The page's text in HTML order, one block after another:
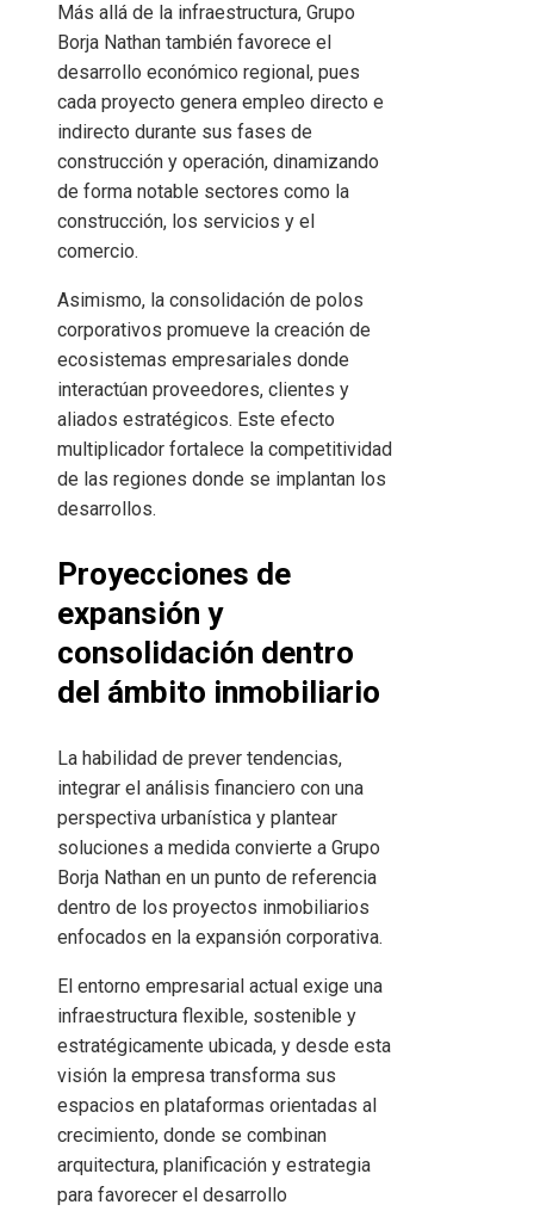
Más allá de la infraestructura, Grupo
Borja Nathan también favorece el
desarrollo económico regional, pues
cada proyecto genera empleo directo e
indirecto durante sus fases de
construcción y operación, dinamizando
de forma notable sectores como la
construcción, los servicios y el
comercio.
Asimismo, la consolidación de polos
corporativos promueve la creación de
ecosistemas empresariales donde
interactúan proveedores, clientes y
aliados estratégicos. Este efecto
multiplicador fortalece la competitividad
de las regiones donde se implantan los
desarrollos.
Proyecciones de
expansión y
consolidación dentro
del ámbito inmobiliario
La habilidad de prever tendencias,
integrar el análisis financiero con una
perspectiva urbanística y plantear
soluciones a medida convierte a Grupo
Borja Nathan en un punto de referencia
dentro de los proyectos inmobiliarios
enfocados en la expansión corporativa.
El entorno empresarial actual exige una
infraestructura flexible, sostenible y
estratégicamente ubicada, y desde esta
visión la empresa transforma sus
espacios en plataformas orientadas al
crecimiento, donde se combinan
arquitectura, planificación y estrategia
para favorecer el desarrollo